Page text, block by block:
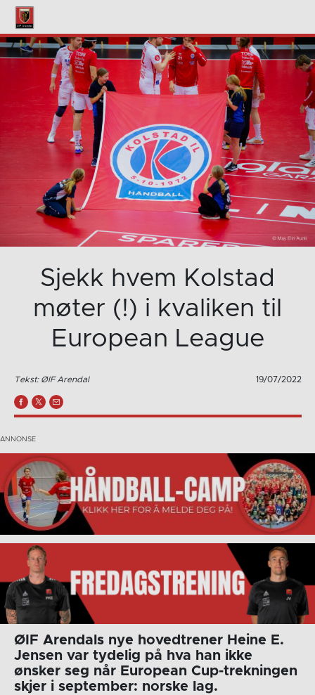
Sjekk hvem Kolstad
møter (!) i kvaliken til
European League
Tekst: ØIF Arendal 19/07/2022
ØIF Arendals nye hovedtrener Heine E.
Jensen var tydelig på hva han ikke
ønsker seg når European Cup-trekningen
skjer i september: norske lag.